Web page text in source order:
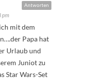
Antworten
pm
mit dem
Papa hat
Urlaub und
Juniot zu
Star Wars-Set